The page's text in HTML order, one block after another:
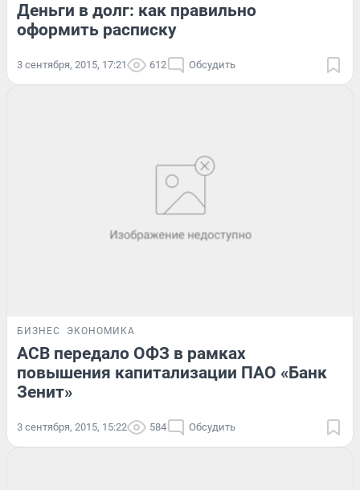
Деньги в долг: как правильно
оформить расписку
3 сентября, 2015, 17:21 612 Обсудить
БИЗНЕС ЭКОНОМИКА
АСВ передало ОФЗ в рамках
повышения капитализации ПАО «Банк
Зенит»
3 сентября, 2015, 15:22 584 Обсудить